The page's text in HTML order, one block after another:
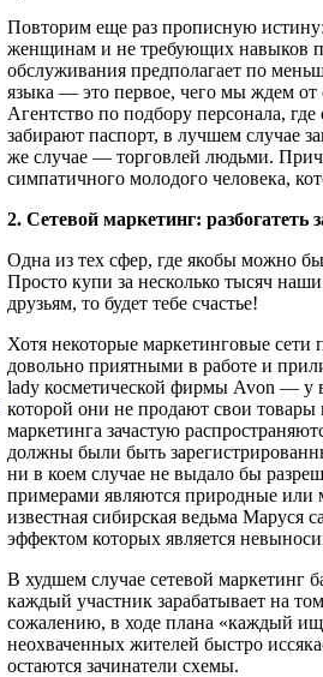
Повторим еще раз прописную
женщинам и не требующих навыков
обслуживания предполагает по
языка — это первое, чего мы ждем
Агентство по подбору персонала,
забирают паспорт, в лучшем случае
же случае — торговлей людьми.
симпатичного молодого человека,
2. Сетевой маркетинг: разбогатеть
Одна из тех сфер, где якобы можно
Просто купи за несколько тысяч
друзьям, то будет тебе счастье!
Хотя некоторые маркетинговые
довольно приятными в работе и
lady косметической фирмы Avon — у
которой они не продают свои товары
маркетинга зачастую
должны были быть
ни в коем случае не выдало бы
примерами являются природные или
известная сибирская ведьма Маруся
эффектом которых является
В худшем случае сетевой маркетинг
каждый участник зарабатывает на
сожалению, в ходе плана «каждый
неохваченных жителей быстро
остаются зачинатели схемы.